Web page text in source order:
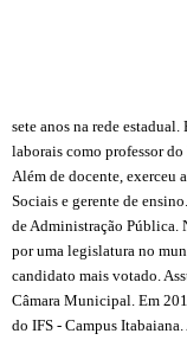
sete anos na rede
laborais como professor
Além de docente, exerceu
Sociais e gerente de
de Administração Pública.
por uma legislatura no
candidato mais votado.
Câmara Municipal. Em
do IFS - Campus